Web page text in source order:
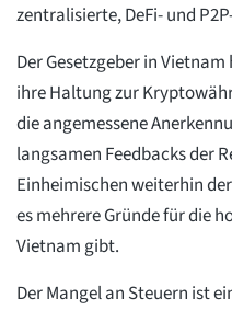
zentralisierte, DeFi- und
Der Gesetzgeber in
ihre Haltung zur
die angemessene
langsamen Feedbacks der
Einheimischen weiterhin
es mehrere Gründe für die
Vietnam gibt.
Der Mangel an Steuern ist